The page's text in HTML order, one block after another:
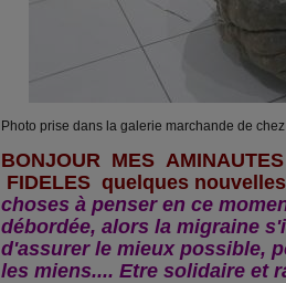
Photo prise dans la galerie marchande de
BONJOUR MES
FIDELES quelques
choses à penser en ce
débordée, alors la migraine
d'assurer le mieux possible,
les miens.... Etre solidaire et